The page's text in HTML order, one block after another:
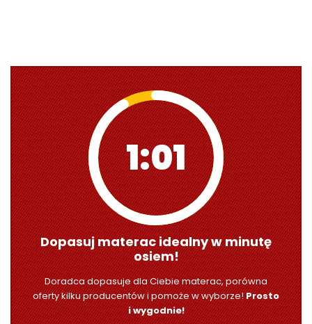
1:00
Dopasuj materac idealny w minutę
osiem!
Doradca dopasuje dla Ciebie materac, porówna
oferty kilku producentów i pomoże w wyborze!Prosto
i wygodnie!